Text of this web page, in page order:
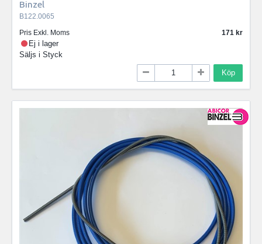
Binzel
B122.0065
Pris Exkl. Moms
171
Ej i lager
Säljs i Styck
Köp